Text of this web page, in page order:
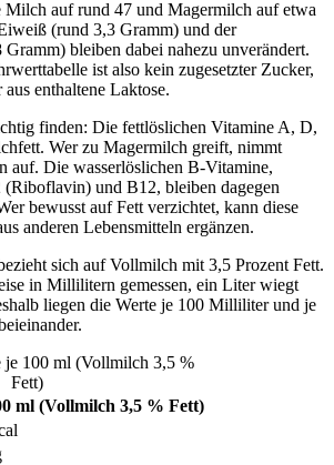
auf rund 47 und Magermilch auf etwa
(rund 3,3 Gramm) und der
bleiben dabei nahezu unverändert.
ist also kein zugesetzter Zucker,
enthaltene Laktose.
finden: Die fettlöslichen Vitamine A, D,
Wer zu Magermilch greift, nimmt
auf. Die wasserlöslichen B-Vitamine,
und B12, bleiben dagegen
bewusst auf Fett verzichtet, kann diese
anderen Lebensmitteln ergänzen.
sich auf Vollmilch mit 3,5 Prozent Fett.
in Millilitern gemessen, ein Liter wiegt
liegen die Werte je 100 Milliliter und je
je 100 ml (Vollmilch 3,5 %
Fett)
ml (Vollmilch 3,5 % Fett)